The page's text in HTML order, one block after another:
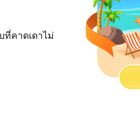
ที่คาดเดาไม่